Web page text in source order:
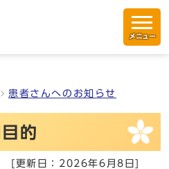
メニュー
患者さんへのお知らせ
的
[更新日：2026年6月8日]